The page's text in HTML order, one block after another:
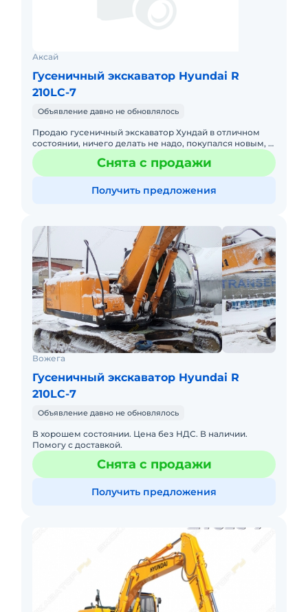
Аксай
Гусеничный экскаватор Hyundai R
210LC-7
Объявление давно не обновлялось
Продаю гусеничный экскаватор Хундай в отличном
состоянии, ничего делать не надо, покупался новым, в
одних руках. Торг.
Снята с продажи
Получить предложения
Вожега
Гусеничный экскаватор Hyundai R
210LC-7
Объявление давно не обновлялось
В хорошем состоянии. Цена без НДС. В наличии.
Помогу с доставкой.
Снята с продажи
Получить предложения